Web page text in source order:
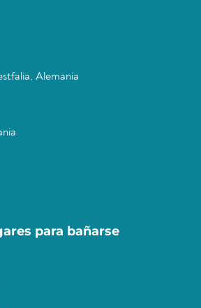
Alemania
para bañarse